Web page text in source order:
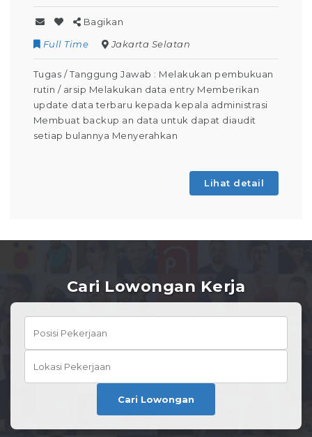
Bagikan
Full Time
Jakarta Selatan
Tugas / Tanggung Jawab : Melakukan pembukuan
rutin / arsip Melakukan data entry Memberikan
update data terbaru kepada kepala administrasi
Membuat backup an data untuk dapat diaudit
setiap bulannya Menyerahkan
Lihat detail
Cari Lowongan Kerja
Cari Lowongan